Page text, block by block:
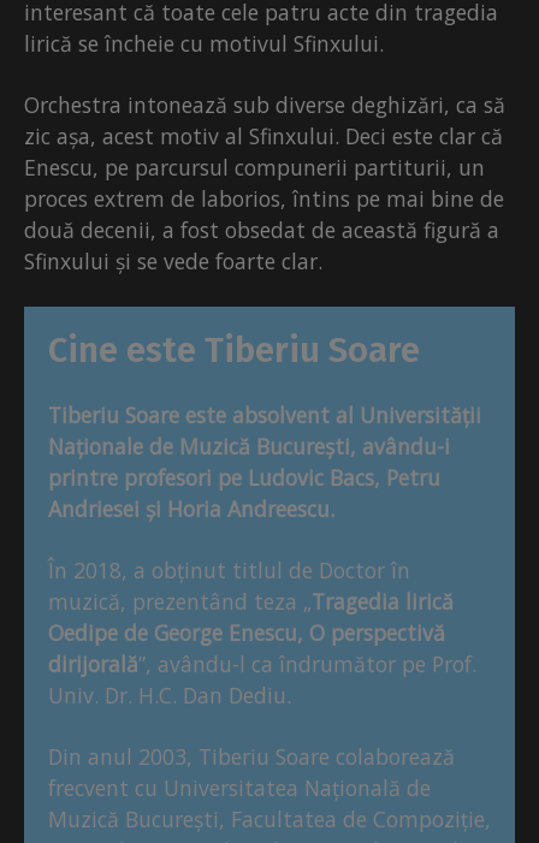
interesant că toate cele patru acte din tragedia
lirică se încheie cu motivul Sfinxului.
Orchestra intonează sub diverse deghizări, ca să
zic așa, acest motiv al Sfinxului. Deci este clar că
Enescu, pe parcursul compunerii partiturii, un
proces extrem de laborios, întins pe mai bine de
două decenii, a fost obsedat de această figură a
Sfinxului și se vede foarte clar.
Cine este Tiberiu Soare
Tiberiu Soare este absolvent al Universității
Naționale de Muzică București, avându-i
printre profesori pe Ludovic Bacs, Petru
Andriesei și Horia Andreescu.
În 2018, a obținut titlul de Doctor în
muzică, prezentând teza „Tragedia lirică
Oedipe de George Enescu, O perspectivă
dirijorală”, avându-l ca îndrumător pe Prof.
Univ. Dr. H.C. Dan Dediu.
Din anul 2003, Tiberiu Soare colaborează
frecvent cu Universitatea Națională de
Muzică București, Facultatea de Compoziție,